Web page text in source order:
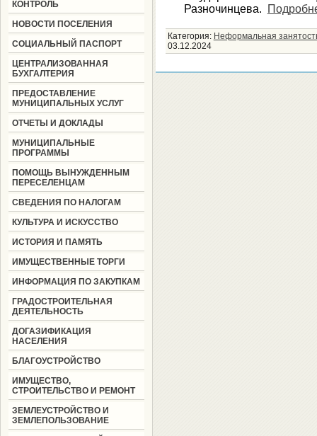
КОНТРОЛЬ
НОВОСТИ ПОСЕЛЕНИЯ
СОЦИАЛЬНЫЙ ПАСПОРТ
ЦЕНТРАЛИЗОВАННАЯ
БУХГАЛТЕРИЯ
ПРЕДОСТАВЛЕНИЕ
МУНИЦИПАЛЬНЫХ УСЛУГ
ОТЧЕТЫ И ДОКЛАДЫ
МУНИЦИПАЛЬНЫЕ
ПРОГРАММЫ
ПОМОЩЬ ВЫНУЖДЕННЫМ
ПЕРЕСЕЛЕНЦАМ
СВЕДЕНИЯ ПО НАЛОГАМ
КУЛЬТУРА И ИСКУССТВО
ИСТОРИЯ И ПАМЯТЬ
ИМУЩЕСТВЕННЫЕ ТОРГИ
ИНФОРМАЦИЯ ПО ЗАКУПКАМ
ГРАДОСТРОИТЕЛЬНАЯ
ДЕЯТЕЛЬНОСТЬ
ДОГАЗИФИКАЦИЯ
НАСЕЛЕНИЯ
БЛАГОУСТРОЙСТВО
ИМУЩЕСТВО,
СТРОИТЕЛЬСТВО И РЕМОНТ
ЗЕМЛЕУСТРОЙСТВО И
ЗЕМЛЕПОЛЬЗОВАНИЕ
Разночинцева.
Категория: Неформальная
03.12.2024